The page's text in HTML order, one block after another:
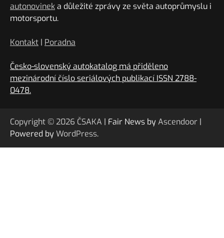
autonovineka důležité zprávy ze světa autoprůmyslu i
motorsportu.
Kontakt | Poradna
Česko-slovenský autokatalog má přiděleno
mezinárodní číslo seriálových publikací ISSN 2788-
0478.
Copyright © 2026 ČSAKA | Fair News byAscendoor |
Powered byWordPress.